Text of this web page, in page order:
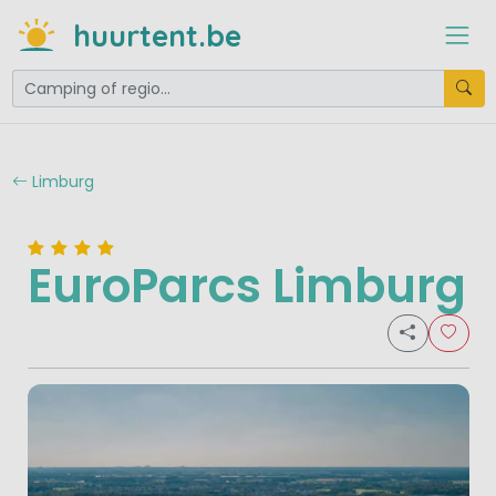
huurtent.be
Limburg
EuroParcs Limburg